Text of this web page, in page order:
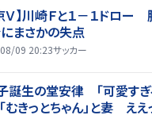
Ｖ】川崎Ｆと１－１ドロ
まさかの失点
09 20:23サッカー
誕生の堂安律 「可愛すぎ
きっとちゃん」と妻 ええ